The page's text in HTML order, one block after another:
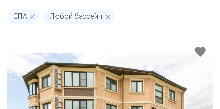
СПА Любой бассейн